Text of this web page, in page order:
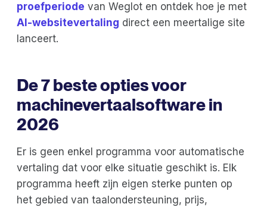
proefperiode van Weglot en ontdek hoe je met
AI-websitevertaling direct een meertalige site
lanceert.
De 7 beste opties voor
machinevertaalsoftware in
2026
Er is geen enkel programma voor automatische
vertaling dat voor elke situatie geschikt is. Elk
programma heeft zijn eigen sterke punten op
het gebied van taalondersteuning, prijs,